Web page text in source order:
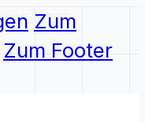
Zum
Zum Footer